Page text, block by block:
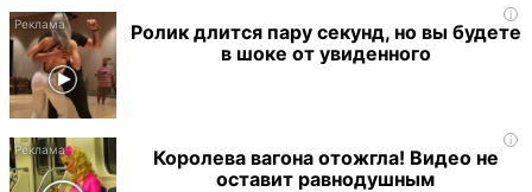
i
Ролик длится пару секунд, но вы будете
в шоке от увиденного
i
Королева вагона отожгла! Видео не
оставит равнодушным